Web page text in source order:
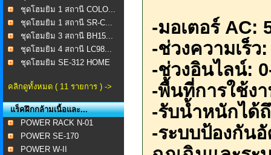
ชุดโฮมยิม 1 สถานี COLO...
ชุดโฮมยิม 1 สถานี SR-C...
ชุดโฮมยิม 3 สถานี BH15...
ชุดโฮมยิม 4 สถานี LC98...
ชุดโฮมยิม SE-312 HOME
คลิกดูทั้งหมด ( 11 รายการ ) ->
แร็คฝึกกล้ามเนื้อและ...
POWER RACK N-01
POWER SE-170
POWER W-II
-มอเตอร์ AC:
-ช่วงความเร็
-ช่วงอินไลน์:
-พื้นที่การใช้ง
-รับน้ำหนักได้
-ระบบป้องกัน